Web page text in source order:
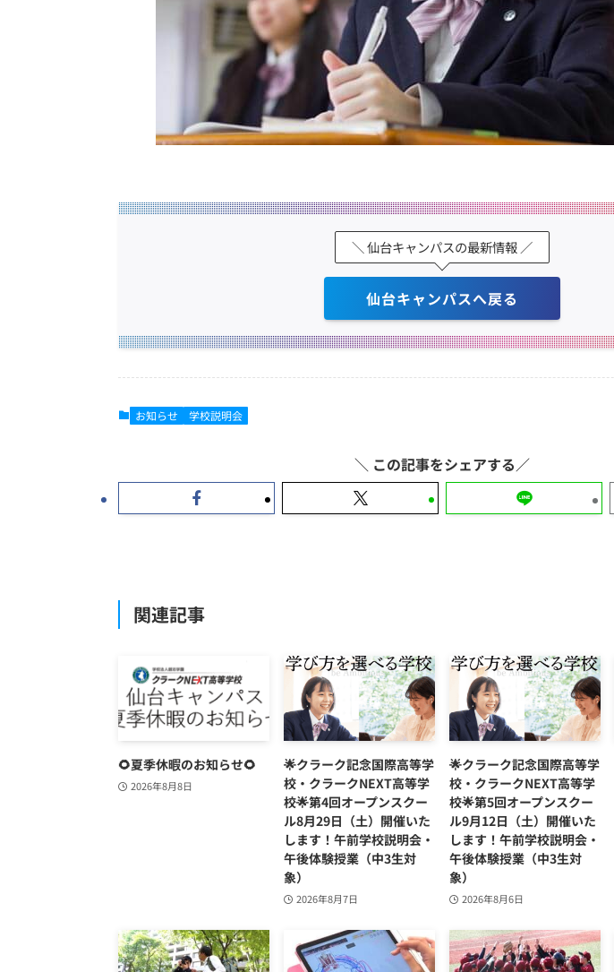
＼ 仙台キャンパスの最新情報 ／
仙台キャンパスへ戻る
お知らせ 学校説明会
関連記事
🌻夏季休暇のお知らせ🌻
2026年8月8日
🌟クラーク記念国際高等学
校・クラークNEXT高等学
校🌟第4回オープンスクー
ル8月29日（土）開催いた
します！午前学校説明会・
午後体験授業（中3生対
象）
2026年8月7日
🌟クラーク記念国際高等学
校・クラークNEXT高等学
校🌟第5回オープンスクー
ル9月12日（土）開催いた
します！午前学校説明会・
午後体験授業（中3生対
象）
2026年8月6日